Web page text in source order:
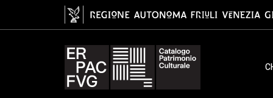
ambito lombardo, XIX